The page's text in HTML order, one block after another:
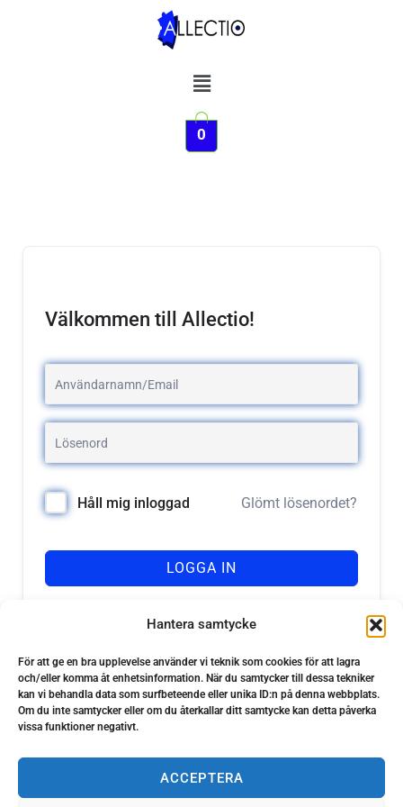
Hantera samtycke
För att ge en bra upplevelse använder vi teknik som cookies för att lagra
och/eller komma åt enhetsinformation. När du samtycker till dessa tekniker
kan vi behandla data som surfbeteende eller unika ID:n på denna webbplats.
Om du inte samtycker eller om du återkallar ditt samtycke kan detta påverka
vissa funktioner negativt.
ACCEPTERA
Meny
0
Välkommen till Allectio!
Håll mig inloggad Glömt lösenordet?
LOGGA IN
Har du inget konto? Registrera dig